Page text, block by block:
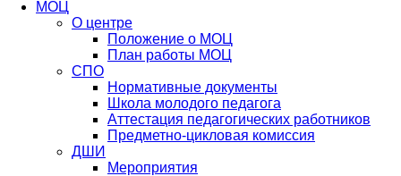
МОЦ
О центре
Положение о МОЦ
План работы МОЦ
СПО
Нормативные документы
Школа молодого педагога
Аттестация педагогических работников
Предметно-цикловая комиссия
ДШИ
Мероприятия